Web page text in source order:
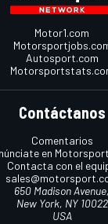
Motor1.com
Autosport.com
Contáctanos
Comentarios
en
Contacta con el
650 Madison Avenue,
New York, NY 10022
USA